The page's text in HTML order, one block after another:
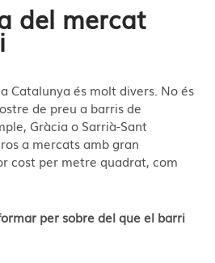
del mercat
Catalunya és molt divers. No és
de preu a barris de
Gràcia o Sarrià-Sant
a mercats amb gran
cost per metre quadrat, com
per sobre del que el barri